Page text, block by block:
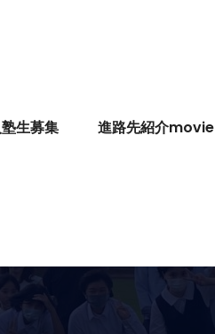
生募集 進路先紹介movie